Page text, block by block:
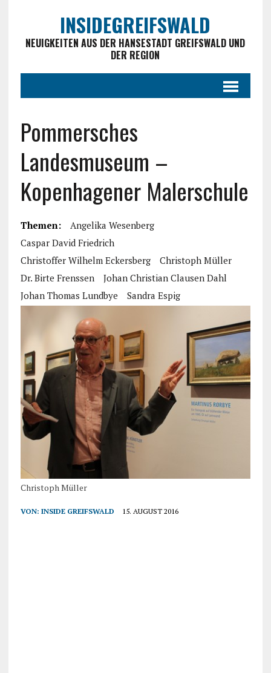
INSIDEGREIFSWALD
NEUIGKEITEN AUS DER HANSESTADT GREIFSWALD UND
DER REGION
Pommersches
Landesmuseum –
Kopenhagener Malerschule
Themen:
Angelika Wesenberg
Caspar David Friedrich
Christoffer Wilhelm Eckersberg
Christoph Müller
Dr. Birte Frenssen
Johan Christian Clausen Dahl
Johan Thomas Lundbye
Sandra Espig
Christoph Müller
VON: INSIDE GREIFSWALD 15. AUGUST 2016